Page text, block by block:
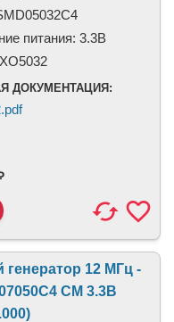
питания: 3.3В
ДОКУМЕНТАЦИЯ:
генератор 12 МГц -
CM 3.3В